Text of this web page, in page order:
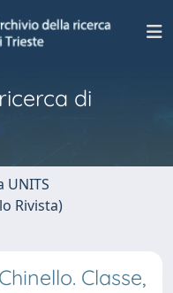
di
UNITS
Rivista)
Classe,